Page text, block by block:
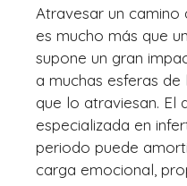
Atravesar un camino
es mucho más que
supone un gran
a muchas esferas
que lo atraviesan. El
especializada en
periodo puede
carga emocional,